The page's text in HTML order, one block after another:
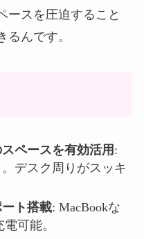
ースを圧迫すること
んです。
ペースを有効活用:
デスク周りがスッキ
ト搭載: MacBookな
可能。